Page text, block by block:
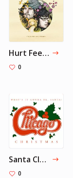
Hurt Feelings
0
Santa Claus Is Coming to Town
0